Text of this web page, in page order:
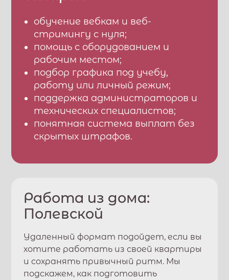
обучение вебкам и веб-
стримингу с нуля;
помощь с оборудованием и
рабочим местом;
подбор графика под учебу,
работу или личный режим;
поддержка администраторов и
технических специалистов;
понятная система выплат без
скрытых штрафов.
Работа из дома:
Полевской
Удаленный формат подойдет, если вы
хотите работать из своей квартиры
и сохранять привычный ритм. Мы
подскажем, как подготовить